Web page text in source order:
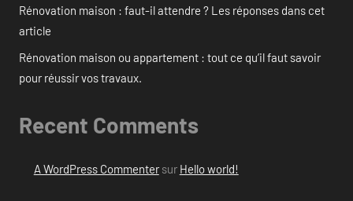
Rénovation maison : faut-il attendre ? Les réponses dans cet
article
Rénovation maison ou appartement : tout ce qu’il faut savoir
pour réussir vos travaux.
Recent Comments
A WordPress Commentersur Hello world!